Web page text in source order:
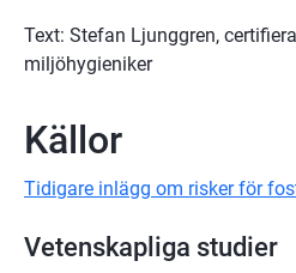
Text: Stefan Ljunggren,
miljöhygieniker
Källor
Tidigare inlägg om risker för
Vetenskapliga studier